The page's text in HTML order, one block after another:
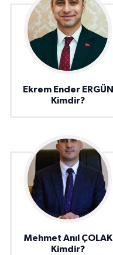
Ekrem Ender ERGÜN
Kimdir?
Mehmet Anıl ÇOLAK
Kimdir?